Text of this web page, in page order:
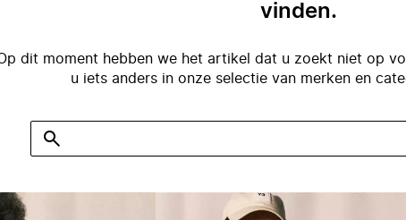
vinden.
dit moment hebben we het artikel dat u zoekt niet op
u iets anders in onze selectie van merken en